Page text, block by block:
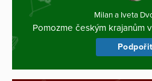
Milan a Iveta
Pomozme českým krajanům
Podpořit